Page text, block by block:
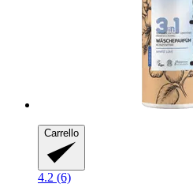
Carrello
4.2 (6)